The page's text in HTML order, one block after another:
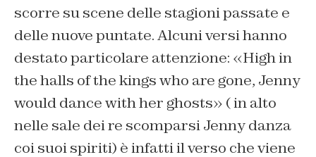
scorre su scene delle stagioni passate e
delle nuove puntate. Alcuni versi hanno
destato particolare attenzione: «High in
the halls of the kings who are gone, Jenny
would dance with her ghosts» ( in alto
nelle sale dei re scomparsi Jenny danza
coi suoi spiriti) è infatti il verso che viene